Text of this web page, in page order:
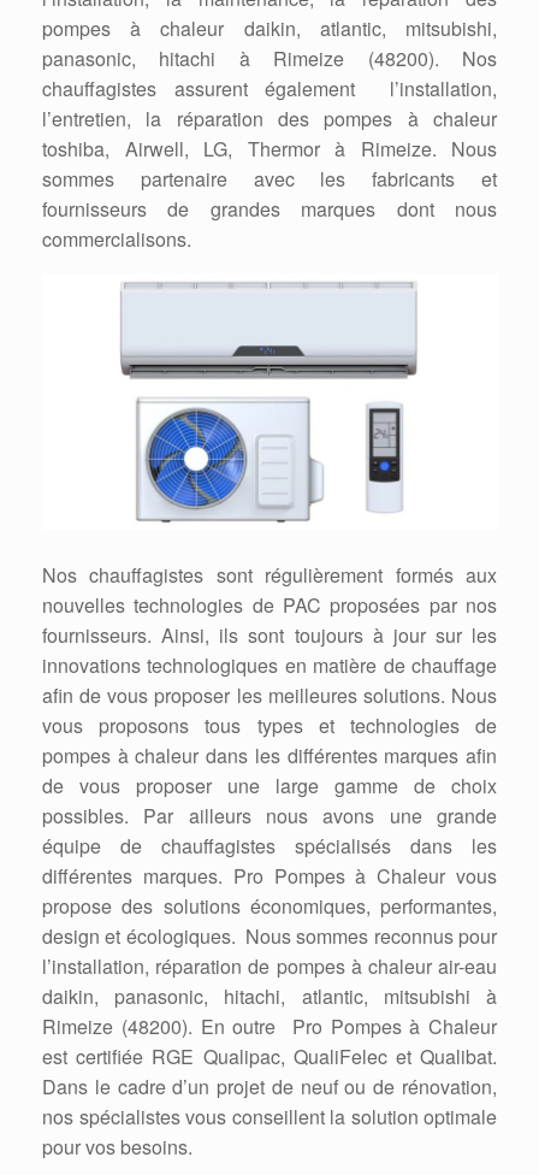
pompes à chaleur daikin, atlantic, mitsubishi,
panasonic, hitachi à Rimeize (48200). Nos
chauffagistes assurent également l’installation,
l’entretien, la réparation des pompes à chaleur
toshiba, Airwell, LG, Thermor à Rimeize. Nous
sommes partenaire avec les fabricants et
fournisseurs de grandes marques dont nous
commercialisons.
Nos chauffagistes sont régulièrement formés aux
nouvelles technologies de PAC proposées par nos
fournisseurs. Ainsi, ils sont toujours à jour sur les
innovations technologiques en matière de chauffage
afin de vous proposer les meilleures solutions. Nous
vous proposons tous types et technologies de
pompes à chaleur dans les différentes marques afin
de vous proposer une large gamme de choix
possibles. Par ailleurs nous avons une grande
équipe de chauffagistes spécialisés dans les
différentes marques. Pro Pompes à Chaleur vous
propose des solutions économiques, performantes,
design et écologiques. Nous sommes reconnus pour
l’installation, réparation de pompes à chaleur air-eau
daikin, panasonic, hitachi, atlantic, mitsubishi à
Rimeize (48200). En outre Pro Pompes à Chaleur
est certifiée RGE Qualipac, QualiFelec et Qualibat.
Dans le cadre d’un projet de neuf ou de rénovation,
nos spécialistes vous conseillent la solution optimale
pour vos besoins.